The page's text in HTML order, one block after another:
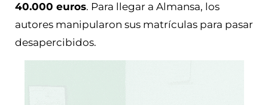
40.000 euros. Para llegar a Almansa, los
autores manipularon sus matrículas para pasar
desapercibidos.